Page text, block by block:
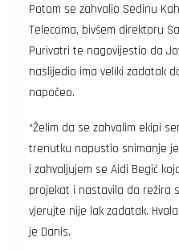
Potom se zahvalio Sedinu
Telecoma, bivšem direktoru
Purivatri te nagovijestio da
naslijedio ima veliki zadatak
napočeo.
“Želim da se zahvalim ekipi
trenutku napustio snimanje
i zahvaljujem se Aidi Begić
projekat i nastavila da režira
vjerujte nije lak zadatak.
je Danis.